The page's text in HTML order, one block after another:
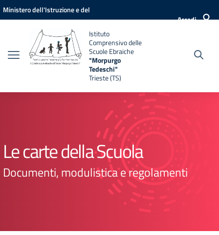
Vai ai contenuti
Vai al menu di navigazione
Vai al footer
Ministero dell'Istruzione e del
Accedi
Istituto
Comprensivo delle
Scuole Ebraiche
"Morpurgo
Tedeschi"
Trieste (TS)
Le carte della Scuola
Documenti, modulistica e regolamenti